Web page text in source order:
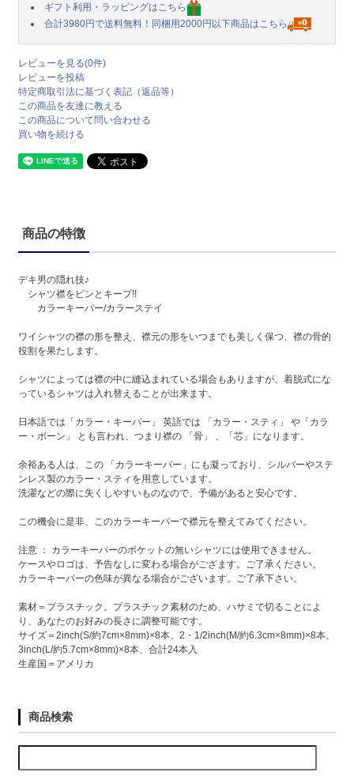
ギフト利用・ラッピングはこちら
合計3980円で送料無料！同梱用2000円以下商品はこちら
レビューを見る(0件)
レビューを投稿
特定商取引法に基づく表記（返品等）
この商品を友達に教える
この商品について問い合わせる
買い物を続ける
商品の特徴
デキ男の隠れ技♪
シャツ襟をピンとキープ!!
カラーキーパー/カラーステイ
ワイシャツの襟の形を整え、襟元の形をいつまでも美しく保つ、襟の骨的
役割を果たします。
シャツによっては襟の中に縫込まれている場合もありますが、着脱式にな
っているシャツは入れ替えることが出来ます。
日本語では「カラー・キーパー」 英語では 「カラー・スティ」 や「カラ
ー・ボーン」 とも言われ、つまり襟の 「骨」 、「芯」になります。
余裕ある人は、この 「カラーキーパー」にも凝っており、シルバーやステ
ンレス製のカラー・スティを用意しています。
洗濯などの際に失くしやすいものなので、予備があると安心です。
この機会に是非、このカラーキーパーで襟元を整えてみてください。
注意 ： カラーキーパーのポケットの無いシャツには使用できません。
ケースやロゴは、予告なしに変わる場合がござます。ご了承ください。
カラーキーパーの色味が異なる場合がございます。ご了承下さい。
素材＝プラスチック。プラスチック素材のため、ハサミで切ることによ
り、あなたのお好みの長さに調整可能です。
サイズ＝2inch(S/約7cm×8mm)×8本、2・1/2inch(M/約6.3cm×8mm)×8本、
3inch(L/約5.7cm×8mm)×8本、合計24本入
生産国＝アメリカ
商品検索